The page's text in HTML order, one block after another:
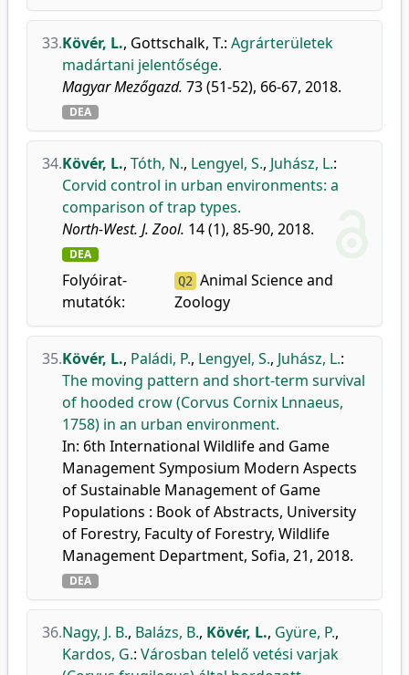
33.Kövér, L., Gottschalk, T.: Agrárterületek
madártani jelentősége.
Magyar Mezőgazd. 73 (51-52), 66-67, 2018.
DEA
34.Kövér, L., Tóth, N., Lengyel, S., Juhász, L.:
Corvid control in urban environments: a
comparison of trap types.
North-West. J. Zool. 14 (1), 85-90, 2018.
DEA
Folyóirat-
mutatók:
Q2 Animal Science and
Zoology
35.Kövér, L., Paládi, P., Lengyel, S., Juhász, L.:
The moving pattern and short-term survival
of hooded crow (Corvus Cornix Lnnaeus,
1758) in an urban environment.
In: 6th International Wildlife and Game
Management Symposium Modern Aspects
of Sustainable Management of Game
Populations : Book of Abstracts, University
of Forestry, Faculty of Forestry, Wildlife
Management Department, Sofia, 21, 2018.
DEA
36.Nagy, J. B., Balázs, B., Kövér, L., Gyüre, P.,
Kardos, G.: Városban telelő vetési varjak